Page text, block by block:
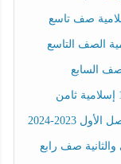
صف تاسع
السابع
2024
صف رابع